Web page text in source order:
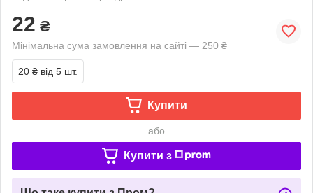
22 ₴
Мінімальна сума замовлення на сайті — 250 ₴
20 ₴ від 5 шт.
Купити
або
Купити з